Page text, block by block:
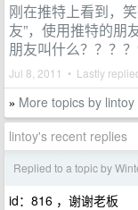
刚在推特上看到，
友”，使用推特的朋
朋友叫什么？？？？
Jul 8, 2011 • Lastly
» More topics by lintoy
lintoy's recent replies
Replied to a topic by
id：816 ，谢谢老板